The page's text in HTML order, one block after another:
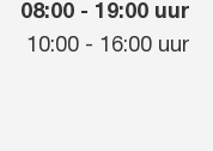
08:00 - 19:00 uur
10:00 - 16:00 uur